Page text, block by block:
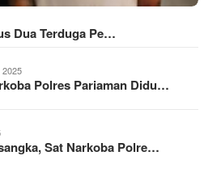
Dua Terduga Pe…
2025
Polres Pariaman Didu…
Sat Narkoba Polre…